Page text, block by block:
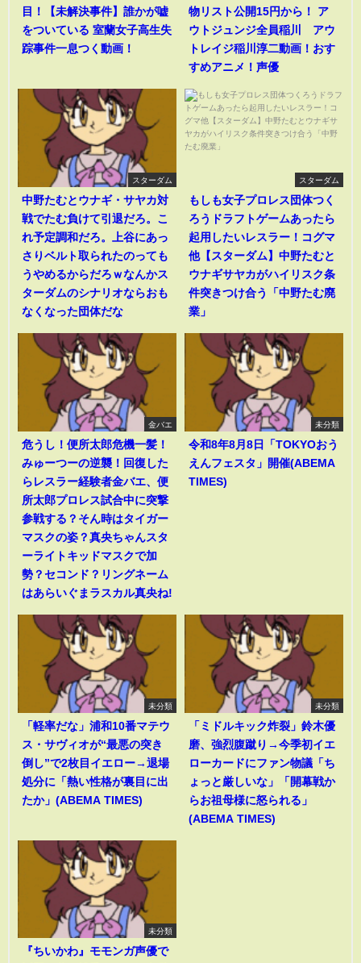
目！【未解決事件】誰かが嘘
をついている 室蘭女子高生失
踪事件一息つく動画！
物リスト公開15円から！ ア
ウトジュンジ全員稲川 アウ
トレイジ稲川淳二動画！おす
すめアニメ！声優
スターダム
中野たむとウナギ・サヤカ対
戦でたむ負けて引退だろ。こ
れ予定調和だろ。上谷にあっ
さりベルト取られたのっても
うやめるからだろｗなんかス
ターダムのシナリオならおも
なくなった団体だな
スターダム
もしも女子プロレス団体つく
ろうドラフトゲームあったら
起用したいレスラー！コグマ
他【スターダム】中野たむと
ウナギサヤカがハイリスク条
件突きつけ合う「中野たむ廃
業」
金バエ
危うし！便所太郎危機一髪！
みゅーつーの逆襲！回復した
らレスラー経験者金バエ、便
所太郎プロレス試合中に突撃
参戦する？そん時はタイガー
マスクの姿？真央ちゃんスタ
ーライトキッドマスクで加
勢？セコンド？リングネーム
はあらいぐまラスカル真央ね!
未分類
令和8年8月8日「TOKYOおう
えんフェスタ」開催(ABEMA
TIMES)
未分類
「軽率だな」浦和10番マテウ
ス・サヴィオが“最悪の突き
倒し”で2枚目イエロー→退場
処分に「熱い性格が裏目に出
たか」(ABEMA TIMES)
未分類
「ミドルキック炸裂」鈴木優
磨、強烈腹蹴り→今季初イエ
ローカードにファン物議「ち
ょっと厳しいな」「開幕戦か
らお祖母様に怒られる」
(ABEMA TIMES)
未分類
『ちいかわ』モモンガ声優で